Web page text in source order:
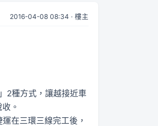
2016-04-08 08:34 · 樓主
2種方式，讓越接近車
。
在三環三線完工後，